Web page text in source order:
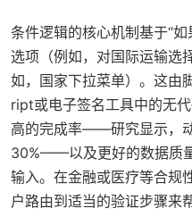
条件逻辑的核心机制基于“
选项（例如，对国际运输选
如，国家下拉菜单）。这由
ript或电子签名工具中的无
高的完成率——研究显示，
30%——以及更好的数据质
输入。在金融或医疗等合规
户路由到适当的验证步骤来